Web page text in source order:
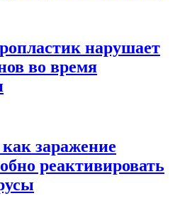
нарушает
во время
заражение
реактивировать